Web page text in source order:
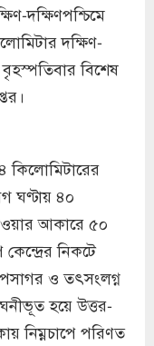
দক্ষিণপশ্চিমে
দক্ষিণ-
বিশেষ
কিলোমিটারের
ঘণ্টায় ৪০
আকারে ৫০
কেন্দ্রের নিকটে
ও তৎসংলগ্ন
হয়ে উত্তর-
নিম্নচাপে পরিণত